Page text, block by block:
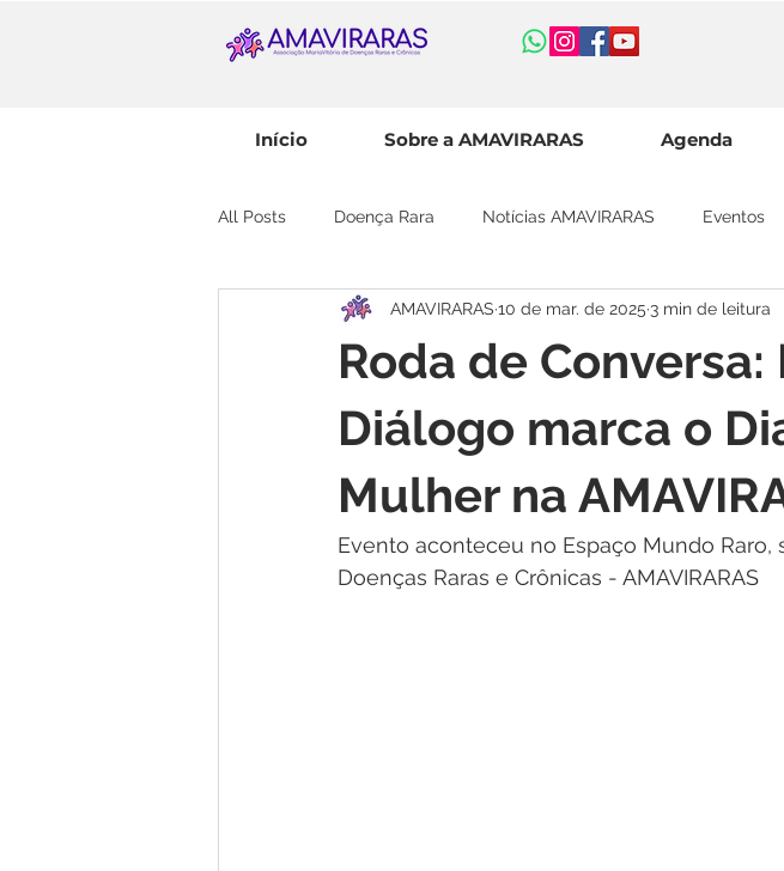
Início Sobre a AMAVIRARAS Agenda
All Posts Doença Rara Notícias AMAVIRARAS Eventos
Roda de
Diálogo marca o
Mulher na
AMAVIRARAS 10 de mar. de 2025 3 min de leitura
Evento aconteceu no Espaço Mundo Raro,
Doenças Raras e Crônicas - AMAVIRARAS